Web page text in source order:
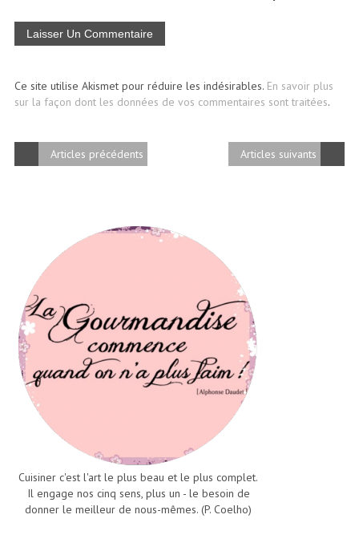
Ce site utilise Akismet pour réduire les indésirables. En savoir plus
sur la façon dont les données de vos commentaires sont traitées.
Articles suivants
Articles précédents
Cuisiner c'est l'art le plus beau et le plus complet.
Il engage nos cinq sens, plus un - le besoin de
donner le meilleur de nous-mêmes. (P. Coelho)